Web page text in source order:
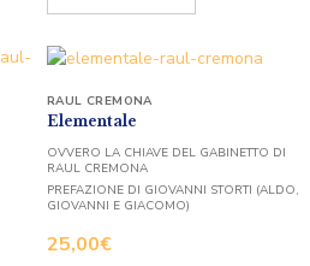
Elementale
25,00€
RAUL CREMONA
OVVERO LA CHIAVE DEL GABINETTO DI
RAUL CREMONA
PREFAZIONE DI GIOVANNI STORTI (ALDO,
GIOVANNI E GIACOMO)